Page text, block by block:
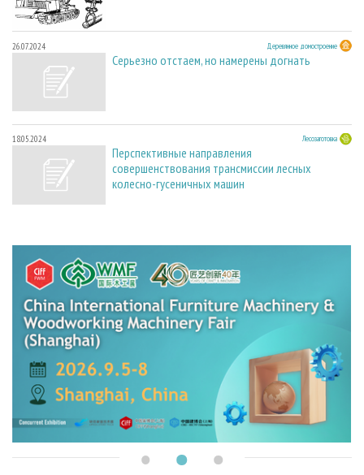
26.07.2024 Деревянное домостроение
Серьезно отстаем, но намерены догнать
18.05.2024 Лесозаготовка
Перспективные направления
совершенствования трансмиссии лесных
колесно-гусеничных машин